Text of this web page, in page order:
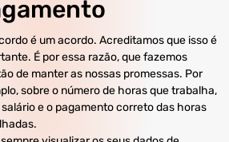
é um acordo. Acreditamos que isso é
É por essa razão, que fazemos
de manter as nossas promessas. Por
sobre o número de horas que trabalha,
salário e o pagamento correto das horas